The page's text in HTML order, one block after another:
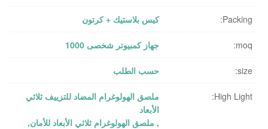
Packing: كيس بلاستيك + كرتون
moq: جهاز كمبيوتر شخصى 1000
size: حسب الطلب
High Light:
ملصق الهولوغرام المضاد للتزييف ثلاثي
الأبعاد
, ملصق الهولوغرام ثلاثي الأبعاد للأمان,